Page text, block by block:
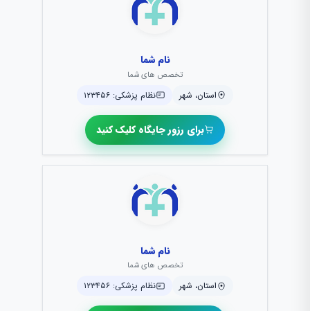
نام شما
تخصص های شما
استان، شهر نظام پزشکی: ۱۲۳۴۵۶
برای رزور جایگاه کلیک کنید
نام شما
تخصص های شما
استان، شهر نظام پزشکی: ۱۲۳۴۵۶